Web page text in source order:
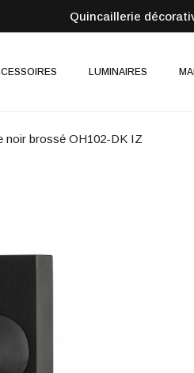
Quincaillerie
LUMINAIRES
noir brossé OH102-DK IZ